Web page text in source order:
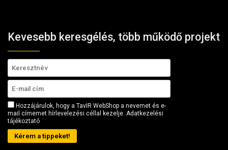
Kevesebb keresgélés, több működő projekt
Hozzájárulok, hogy a TavIR WebShop a nevemet és e-
mail címemet hírlevelezési céllal kezelje. Adatkezelési
tájékoztató
Kérem a tippeket!